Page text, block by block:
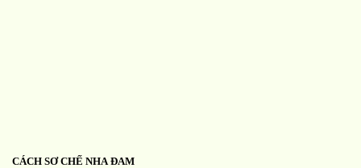
CÁCH SƠ CHẾ NHA ĐAM